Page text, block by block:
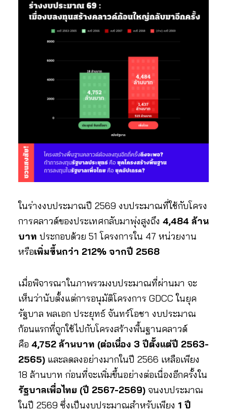
ในร่างงบประมาณปี 2569 งบประมาณที่ใช้กับโครง
การคลาวด์ของประเทศกลับมาพุ่งสูงถึง 4,484 ล้าน
บาท ประกอบด้วย 51 โครงการใน 47 หน่วยงาน
หรือเพิ่มขึ้นกว่า 212% จากปี 2568
เมื่อพิจารณาในภาพรวมงบประมาณที่ผ่านมา จะ
เห็นว่านับตั้งแต่การอนุมัติโครงการ GDCC ในยุค
รัฐบาล พลเอก ประยุทธ์ จันทร์โอชา งบประมาณ
ก้อนแรกที่ถูกใช้ไปกับโครงสร้างพื้นฐานคลาวด์
คือ 4,752 ล้านบาท (ต่อเนื่อง 3 ปีตั้งแต่ปี 2563-
2565)และลดลงอย่างมากในปี 2566 เหลือเพียง
18 ล้านบาท ก่อนที่จะเพิ่มขึ้นอย่างต่อเนื่องอีกครั้งใน
รัฐบาลเพื่อไทย (ปี 2567-2569) จนงบประมาณ
ในปี 2569 ซึ่งเป็นงบประมาณสำหรับเพียง 1 ปี